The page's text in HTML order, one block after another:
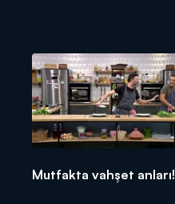
Mutfakta vahşet anları!